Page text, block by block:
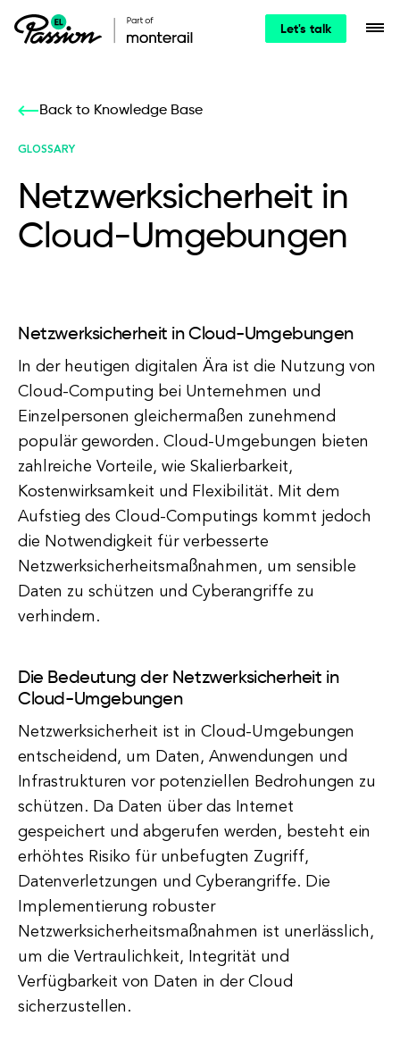
Let's talk
Back to Knowledge Base
GLOSSARY
Netzwerksicherheit in
Cloud-Umgebungen
Netzwerksicherheit in Cloud-Umgebungen
In der heutigen digitalen Ära ist die Nutzung von
Cloud-Computing bei Unternehmen und
Einzelpersonen gleichermaßen zunehmend
populär geworden. Cloud-Umgebungen bieten
zahlreiche Vorteile, wie Skalierbarkeit,
Kostenwirksamkeit und Flexibilität. Mit dem
Aufstieg des Cloud-Computings kommt jedoch
die Notwendigkeit für verbesserte
Netzwerksicherheitsmaßnahmen, um sensible
Daten zu schützen und Cyberangriffe zu
verhindern.
Die Bedeutung der Netzwerksicherheit in
Cloud-Umgebungen
Netzwerksicherheit ist in Cloud-Umgebungen
entscheidend, um Daten, Anwendungen und
Infrastrukturen vor potenziellen Bedrohungen zu
schützen. Da Daten über das Internet
gespeichert und abgerufen werden, besteht ein
erhöhtes Risiko für unbefugten Zugriff,
Datenverletzungen und Cyberangriffe. Die
Implementierung robuster
Netzwerksicherheitsmaßnahmen ist unerlässlich,
um die Vertraulichkeit, Integrität und
Verfügbarkeit von Daten in der Cloud
sicherzustellen.